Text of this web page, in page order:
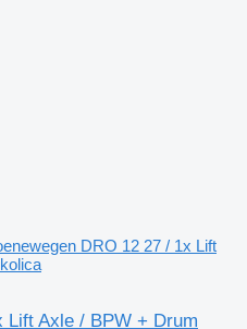
DRO 12 27 / 1x Lift
Lift Axle / BPW + Drum